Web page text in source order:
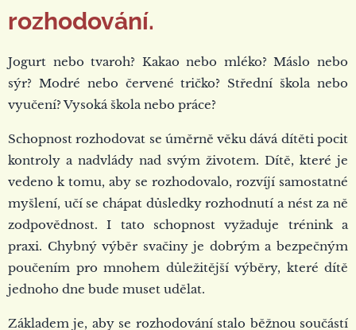
rozhodování.
Jogurt nebo tvaroh? Kakao nebo mléko? Máslo nebo
sýr? Modré nebo červené tričko? Střední škola nebo
vyučení? Vysoká škola nebo práce?
Schopnost rozhodovat se úměrně věku dává dítěti pocit
kontroly a nadvlády nad svým životem. Dítě, které je
vedeno k tomu, aby se rozhodovalo, rozvíjí samostatné
myšlení, učí se chápat důsledky rozhodnutí a nést za ně
zodpovědnost. I tato schopnost vyžaduje trénink a
praxi. Chybný výběr svačiny je dobrým a bezpečným
poučením pro mnohem důležitější výběry, které dítě
jednoho dne bude muset udělat.
Základem je, aby se rozhodování stalo běžnou součástí